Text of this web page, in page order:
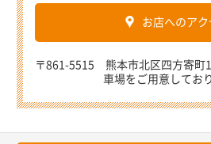
お店へのアク
〒861-5515 熊本市北区四方寄町
車場をご用意してお